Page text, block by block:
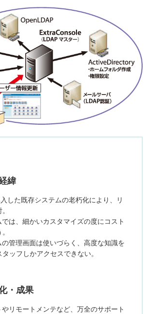
緯
した既存システムの老朽化により、リ
は、細かいカスタマイズの度にコスト
管理画面は使いづらく、高度な知識を
ッフしかアクセスできない。
・成果
リモートメンテなど、万全のサポート